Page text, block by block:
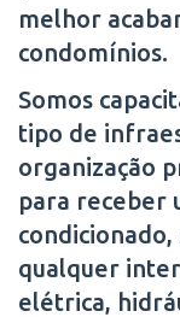
melhor
condomínios.
Somos
tipo de
organização
para receber
condicionado,
qualquer
elétrica,